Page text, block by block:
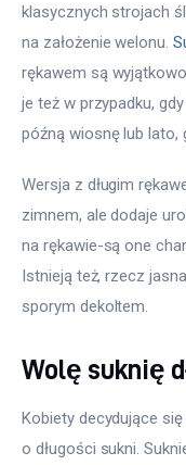
klasycznych strojach
na założenie welonu.
rękawem są
je też w przypadku,
późną wiosnę lub lato,
Wersja z długim
zimnem, ale dodaje
na rękawie-są one
Istnieją też, rzecz
sporym dekoltem.
Wolę suknię
Kobiety decydujące
o długości sukni.